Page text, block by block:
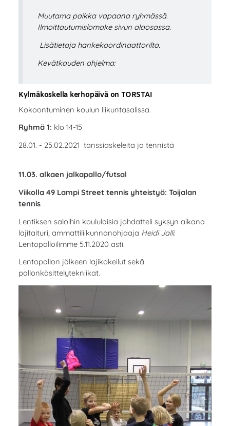
Muutama paikka vapaana ryhmässä.
Ilmoittautumislomake sivun alaosassa.
Lisätietoja hankekoordinaattorilta.
Kevätkauden ohjelma:
Kylmäkoskella kerhopäivä on TORSTAI
Kokoontuminen koulun liikuntasalissa.
Ryhmä 1: klo 14-15
28.01. - 25.02.2021 tanssiaskeleita ja tennistä
11.03. alkaen jalkapallo/futsal
Viikolla 49 Lampi Street tennis yhteistyö: Toijalan
tennis
Lentiksen saloihin koululaisia johdatteli syksyn aikana
lajitaituri, ammattiliikunnanohjaaja Heidi Jalli.
Lentopalloilimme 5.11.2020 asti.
Lentopallon jälkeen lajikokeilut sekä
pallonkäsittelytekniikat.